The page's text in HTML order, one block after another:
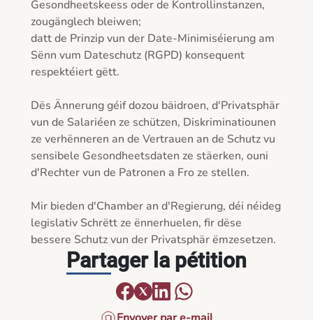
Gesondheetskeess oder de Kontrollinstanzen,
zougänglech bleiwen;
datt de Prinzip vun der Date-Minimiséierung am
Sënn vum Dateschutz (RGPD) konsequent
respektéiert gëtt.
Dës Ännerung géif dozou bäidroen, d'Privatsphär
vun de Salariéen ze schützen, Diskriminatiounen
ze verhënneren an de Vertrauen an de Schutz vu
sensibele Gesondheetsdaten ze stäerken, ouni
d'Rechter vun de Patronen a Fro ze stellen.
Mir bieden d'Chamber an d'Regierung, déi néideg
legislativ Schrëtt ze ënnerhuelen, fir dëse
Partager la pétition